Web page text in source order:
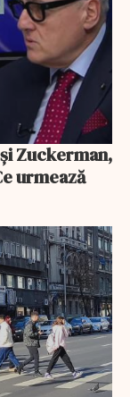
urmează